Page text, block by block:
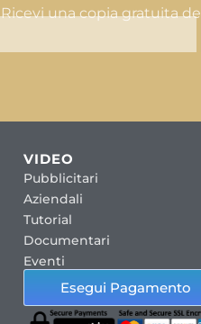
Ricevi una copia gratuita
VIDEO
Pubblicitari
Aziendali
Tutorial
Documentari
Eventi
Esegui Pagamento